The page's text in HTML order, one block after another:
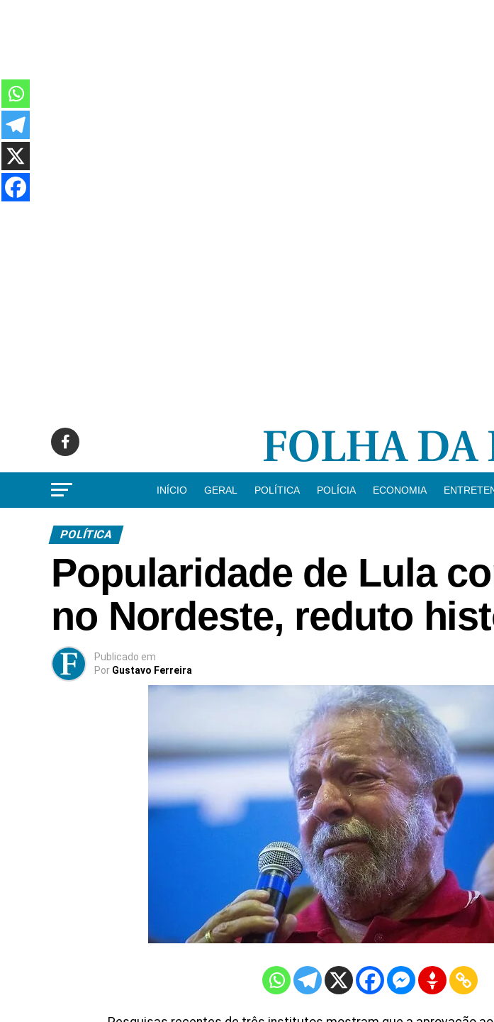
INÍCIO GERAL POLÍTICA POLÍCIA ECONOMIA
POLÍTICA
Popularidade de Lula
no Nordeste, reduto
Publicado em
Por Gustavo Ferreira